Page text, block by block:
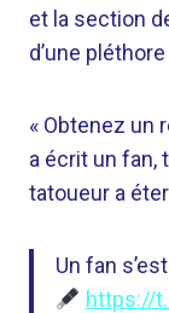
et la section
d’une
« Obtenez un
a écrit un fan,
tatoueur a
Un fan
https://